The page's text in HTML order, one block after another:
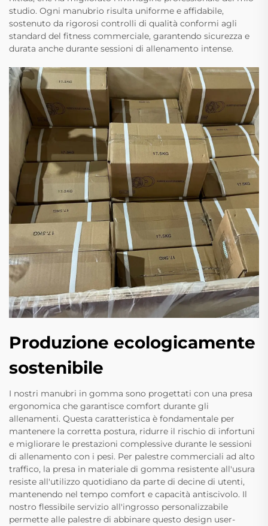
studio. Ogni manubrio risulta uniforme e affidabile,
sostenuto da rigorosi controlli di qualità conformi agli
standard del fitness commerciale, garantendo sicurezza e
durata anche durante sessioni di allenamento intense.
Produzione ecologicamente
sostenibile
I nostri manubri in gomma sono progettati con una presa
ergonomica che garantisce comfort durante gli
allenamenti. Questa caratteristica è fondamentale per
mantenere la corretta postura, ridurre il rischio di infortuni
e migliorare le prestazioni complessive durante le sessioni
di allenamento con i pesi. Per palestre commerciali ad alto
traffico, la presa in materiale di gomma resistente all'usura
resiste all'utilizzo quotidiano da parte di decine di utenti,
mantenendo nel tempo comfort e capacità antiscivolo. Il
nostro flessibile servizio all'ingrosso personalizzabile
permette alle palestre di abbinare questo design user-